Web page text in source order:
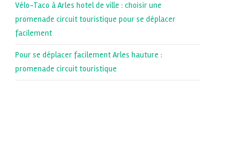
Vélo-Taco à Arles hotel de ville : choisir une
promenade circuit touristique pour se déplacer
facilement
Pour se déplacer facilement Arles hauture :
promenade circuit touristique